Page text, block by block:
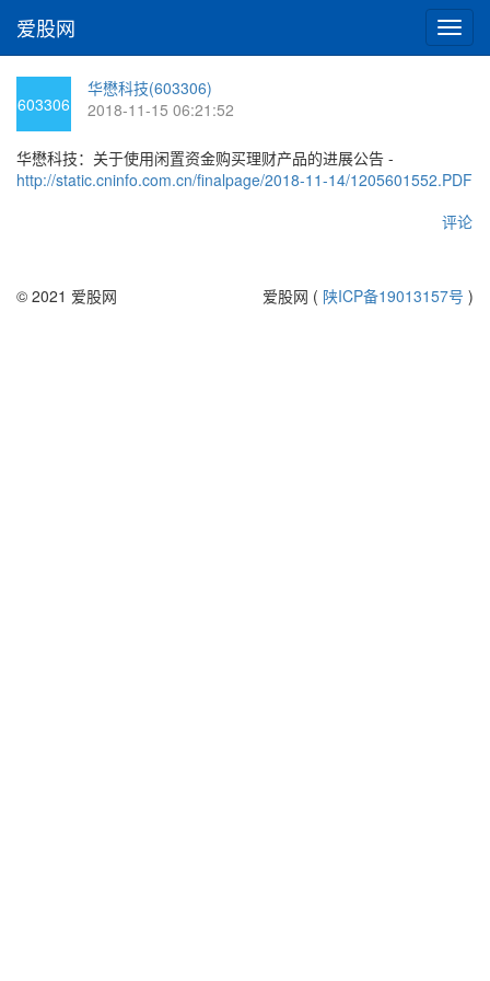
切
换
爱股网
603306
华懋科技(603306)
2018-11-15 06:21:52
华懋科技：关于使用闲置资金购买理财产品的进展公告 -
http://static.cninfo.com.cn/finalpage/2018-11-14/1205601552.PDF
评论
© 2021 爱股网 爱股网 ( 陕ICP备19013157号 )